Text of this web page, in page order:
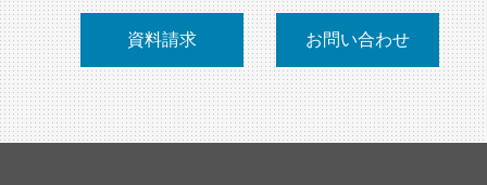
資料請求 お問い合わせ